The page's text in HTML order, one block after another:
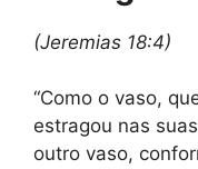
(Jeremias 18:4)
“Como o vaso,
estragou nas
outro vaso,